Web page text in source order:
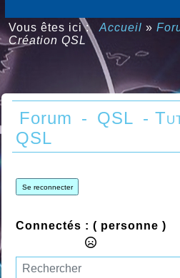
Vous êtes ici : Accueil »
Création QSL
Forum - QSL -
QSL
Se reconnecter
Connectés : ( personne )